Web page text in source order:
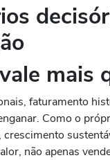
mais
faturamento
Como o
não apenas